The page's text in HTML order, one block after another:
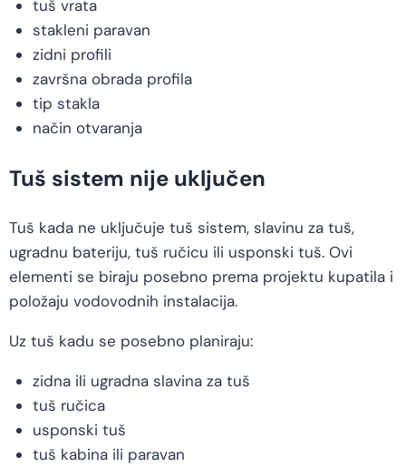
tuš vrata
stakleni paravan
zidni profili
završna obrada profila
tip stakla
način otvaranja
Tuš sistem nije uključen
Tuš kada ne uključuje tuš sistem, slavinu za tuš,
ugradnu bateriju, tuš ručicu ili usponski tuš. Ovi
elementi se biraju posebno prema projektu kupatila i
položaju vodovodnih instalacija.
Uz tuš kadu se posebno planiraju:
zidna ili ugradna slavina za tuš
tuš ručica
usponski tuš
tuš kabina ili paravan